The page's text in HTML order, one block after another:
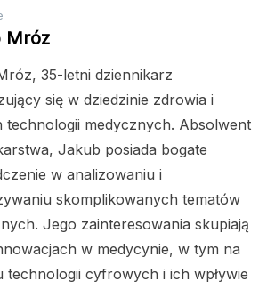
Mróz
35-letni dziennikarz
się w dziedzinie zdrowia i
technologii medycznych. Absolwent
Jakub posiada bogate
w analizowaniu i
skomplikowanych tematów
Jego zainteresowania skupiają
w medycynie, w tym na
technologii cyfrowych i ich wpływie